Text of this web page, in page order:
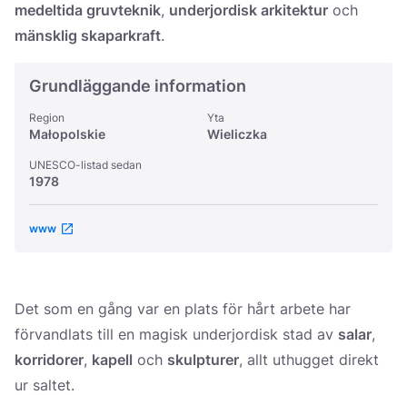
medeltida gruvteknik, underjordisk arkitektur och
mänsklig skaparkraft.
Grundläggande information
Region
Małopolskie
Yta
Wieliczka
UNESCO-listad sedan
1978
www
Det som en gång var en plats för hårt arbete har
förvandlats till en magisk underjordisk stad av salar,
korridorer, kapell och skulpturer, allt uthugget direkt
ur saltet.